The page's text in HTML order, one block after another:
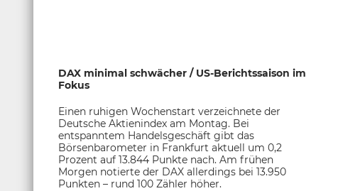
DAX minimal schwächer / US-Berichtssaison im
Fokus
Einen ruhigen Wochenstart verzeichnete der
Deutsche Aktienindex am Montag. Bei
entspanntem Handelsgeschäft gibt das
Börsenbarometer in Frankfurt aktuell um 0,2
Prozent auf 13.844 Punkte nach. Am frühen
Morgen notierte der DAX allerdings bei 13.950
Punkten – rund 100 Zähler höher.